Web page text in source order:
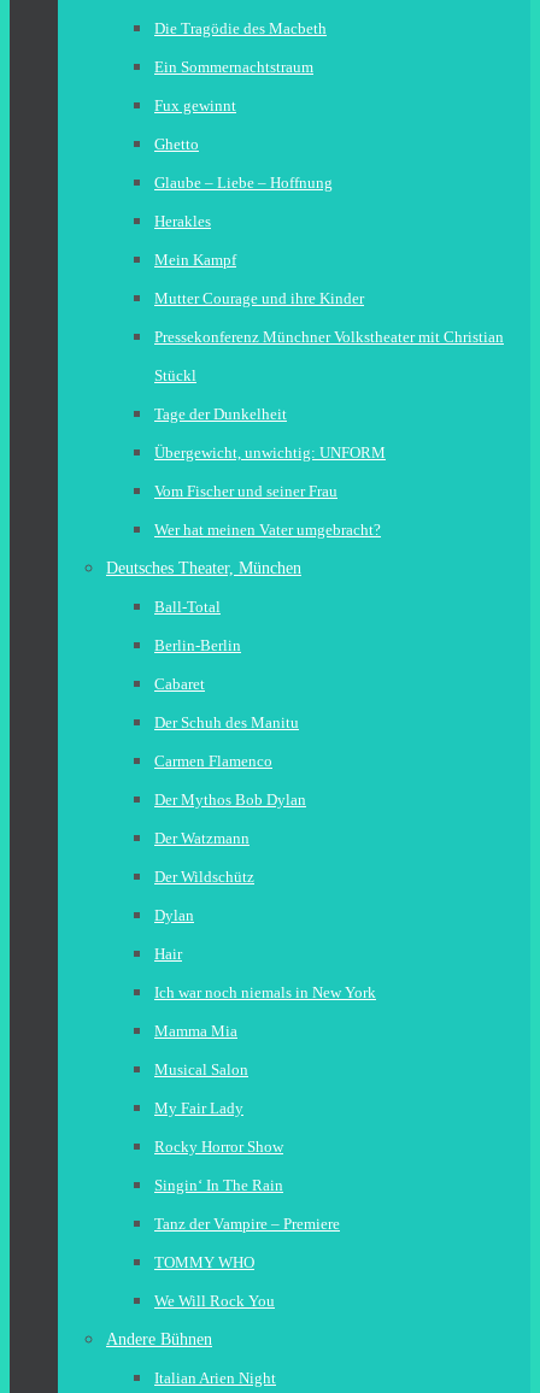
Die Tragödie des Macbeth
Ein Sommernachtstraum
Fux gewinnt
Ghetto
Glaube – Liebe – Hoffnung
Herakles
Mein Kampf
Mutter Courage und ihre Kinder
Pressekonferenz Münchner Volkstheater mit Christian
Stückl
Tage der Dunkelheit
Übergewicht, unwichtig: UNFORM
Vom Fischer und seiner Frau
Wer hat meinen Vater umgebracht?
Deutsches Theater, München
Ball-Total
Berlin-Berlin
Cabaret
Der Schuh des Manitu
Carmen Flamenco
Der Mythos Bob Dylan
Der Watzmann
Der Wildschütz
Dylan
Hair
Ich war noch niemals in New York
Mamma Mia
Musical Salon
My Fair Lady
Rocky Horror Show
Singin‘ In The Rain
Tanz der Vampire – Premiere
TOMMY WHO
We Will Rock You
Andere Bühnen
Italian Arien Night